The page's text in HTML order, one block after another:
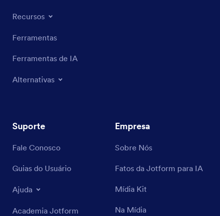
Recursos
Ferramentas
Ferramentas de IA
Alternativas
Suporte
Fale Conosco
Guias do Usuário
Ajuda
Academia Jotform
Empresa
Sobre Nós
Fatos da Jotform para IA
Mídia Kit
Na Mídia